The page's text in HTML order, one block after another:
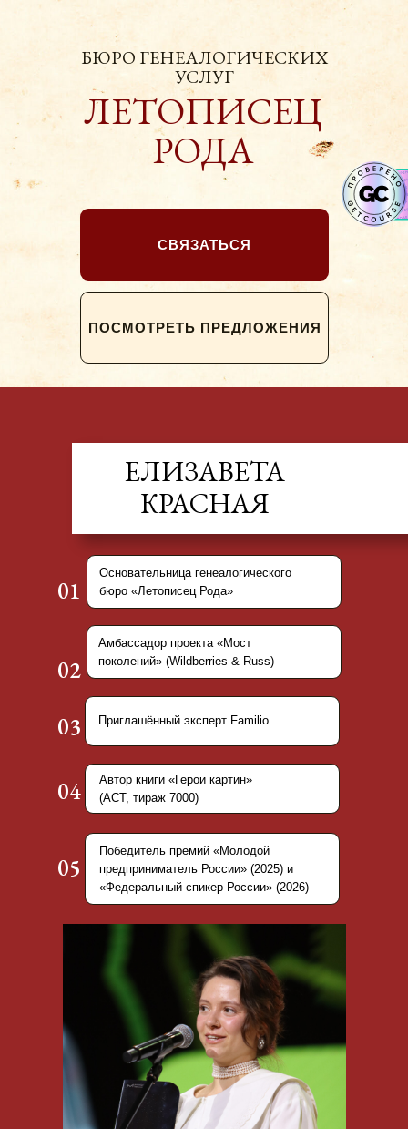
БЮРО ГЕНЕАЛОГИЧЕСКИХ
УСЛУГ
ЛЕТОПИСЕЦ
РОДА
СВЯЗАТЬСЯ
ПОСМОТРЕТЬ ПРЕДЛОЖЕНИЯ
ЕЛИЗАВЕТА
КРАСНАЯ
Основательница генеалогического
бюро «Летописец Рода»
01
Амбассадор проекта «Мост
поколений» (Wildberries & Russ)
02
Приглашённый эксперт Familio
03
Автор книги «Герои картин»
(АСТ, тираж 7000)
Победитель премий «Молодой
предприниматель России» (2025) и
«Федеральный спикер России» (2026)
04
05